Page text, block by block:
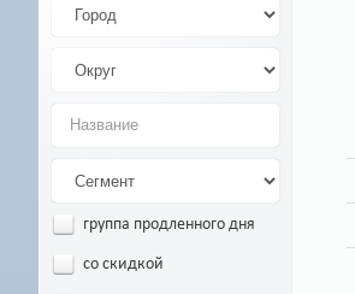
группа продленного дня
со скидкой